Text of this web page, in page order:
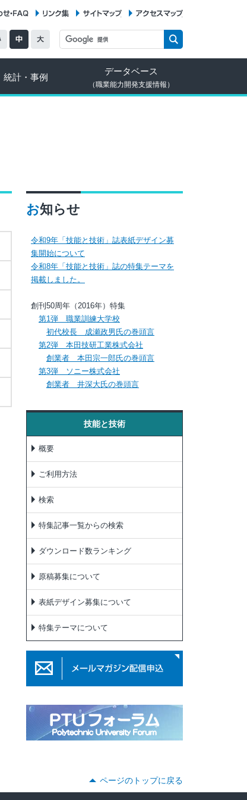
統計・事例
データベース
（職業能力開発支援情報）
お知らせ
令和9年「技能と技術」誌表紙デザイン募
集開始について
令和8年「技能と技術」誌の特集テーマを
掲載しました。
創刊50周年（2016年）特集
第1弾 職業訓練大学校
初代校長 成瀬政男氏の巻頭言
第2弾 本田技研工業株式会社
創業者 本田宗一郎氏の巻頭言
第3弾 ソニー株式会社
創業者 井深大氏の巻頭言
技能と技術
概要
ご利用方法
検索
特集記事一覧からの検索
ダウンロード数ランキング
原稿募集について
表紙デザイン募集について
特集テーマについて
ページのトップに戻る